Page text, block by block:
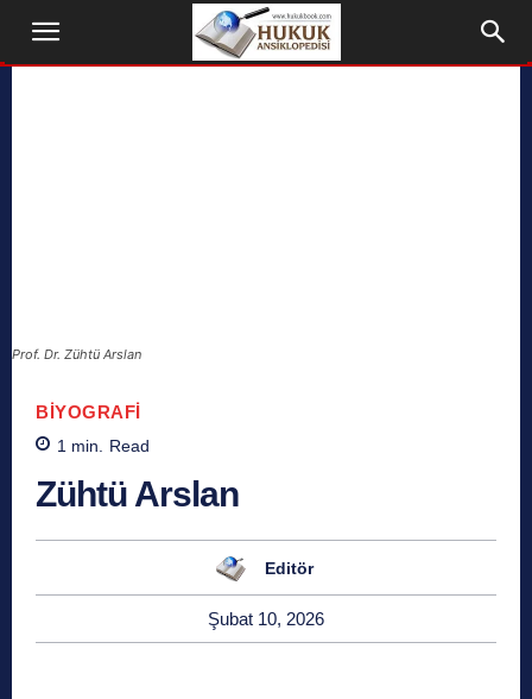
Prof. Dr. Zühtü Arslan
BIYOGRAFI
1 min. Read
Zühtü Arslan
Editör
Şubat 10, 2026